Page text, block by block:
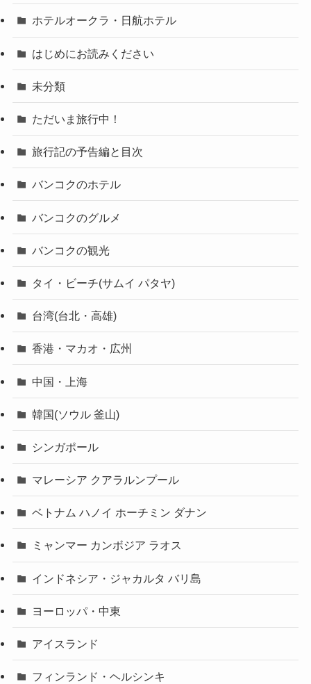
ホテルオークラ・日航ホテル
はじめにお読みください
未分類
ただいま旅行中！
旅行記の予告編と目次
バンコクのホテル
バンコクのグルメ
バンコクの観光
タイ・ビーチ(サムイ パタヤ)
台湾(台北・高雄)
香港・マカオ・広州
中国・上海
韓国(ソウル 釜山)
シンガポール
マレーシア クアラルンプール
ベトナム ハノイ ホーチミン ダナン
ミャンマー カンボジア ラオス
インドネシア・ジャカルタ バリ島
ヨーロッパ・中東
アイスランド
フィンランド・ヘルシンキ